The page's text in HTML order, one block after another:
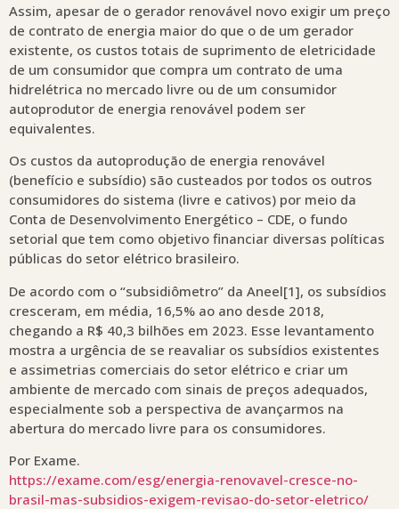
Assim, apesar de o gerador renovável novo exigir um preço
de contrato de energia maior do que o de um gerador
existente, os custos totais de suprimento de eletricidade
de um consumidor que compra um contrato de uma
hidrelétrica no mercado livre ou de um consumidor
autoprodutor de energia renovável podem ser
equivalentes.
Os custos da autoprodução de energia renovável
(benefício e subsídio) são custeados por todos os outros
consumidores do sistema (livre e cativos) por meio da
Conta de Desenvolvimento Energético – CDE, o fundo
setorial que tem como objetivo financiar diversas políticas
públicas do setor elétrico brasileiro.
De acordo com o “subsidiômetro” da Aneel[1], os subsídios
cresceram, em média, 16,5% ao ano desde 2018,
chegando a R$ 40,3 bilhões em 2023. Esse levantamento
mostra a urgência de se reavaliar os subsídios existentes
e assimetrias comerciais do setor elétrico e criar um
ambiente de mercado com sinais de preços adequados,
especialmente sob a perspectiva de avançarmos na
abertura do mercado livre para os consumidores.
Por Exame.
https://exame.com/esg/energia-renovavel-cresce-no-
brasil-mas-subsidios-exigem-revisao-do-setor-eletrico/